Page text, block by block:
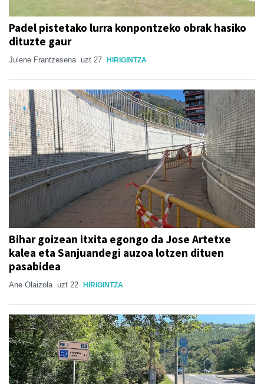
Padel pistetako lurra konpontzeko obrak hasiko
dituzte gaur
Julene Frantzesena uzt 27 HIRIGINTZA
Bihar goizean itxita egongo da Jose Artetxe
kalea eta Sanjuandegi auzoa lotzen dituen
pasabidea
Ane Olaizola uzt 22 HIRIGINTZA